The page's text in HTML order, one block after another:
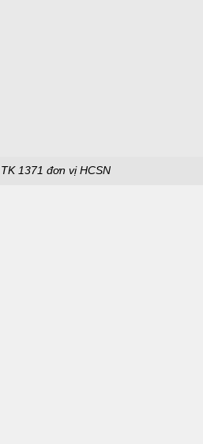
1371 đơn vị HCSN